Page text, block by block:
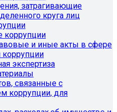
затрагивающие
круга лиц
коррупции
и иные акты в сфере
коррупции
экспертиза
связанные с
коррупции, для